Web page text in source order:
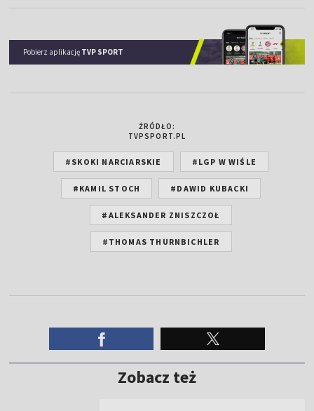
Pobierz aplikację TVP SPORT
ŹRÓDŁO:
TVPSPORT.PL
#SKOKI NARCIARSKIE #LGP W WIŚLE
#KAMIL STOCH #DAWID KUBACKI
#ALEKSANDER ZNISZCZOŁ
#THOMAS THURNBICHLER
Zobacz też